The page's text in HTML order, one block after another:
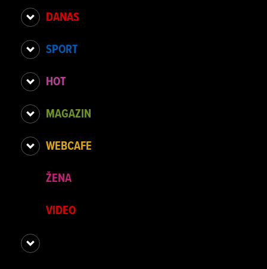
DANAS
SPORT
HOT
MAGAZIN
WEBCAFE
ŽENA
VIDEO